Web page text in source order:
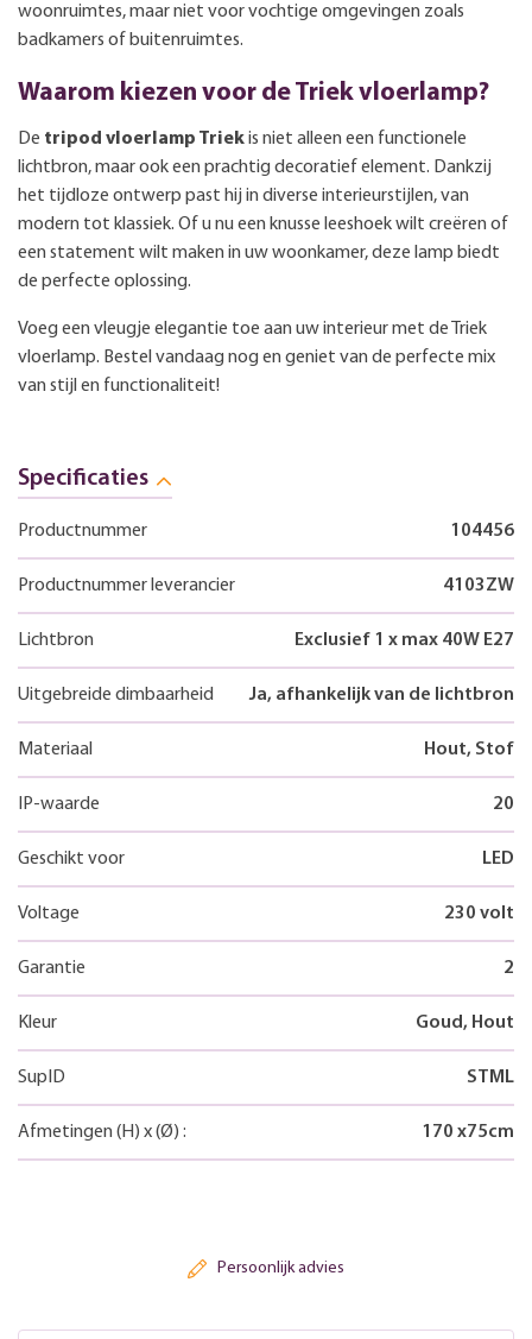
woonruimtes, maar niet voor vochtige omgevingen zoals
badkamers of buitenruimtes.
Waarom kiezen voor de Triek vloerlamp?
De tripod vloerlamp Triekis niet alleen een functionele
lichtbron, maar ook een prachtig decoratief element. Dankzij
het tijdloze ontwerp past hij in diverse interieurstijlen, van
modern tot klassiek. Of u nu een knusse leeshoek wilt creëren of
een statement wilt maken in uw woonkamer, deze lamp biedt
de perfecte oplossing.
Voeg een vleugje elegantie toe aan uw interieur met de Triek
vloerlamp. Bestel vandaag nog en geniet van de perfecte mix
van stijl en functionaliteit!
Specificaties
Productnummer 104456
Productnummer leverancier 4103ZW
Lichtbron Exclusief 1 x max 40W E27
Uitgebreide dimbaarheid Ja, afhankelijk van de lichtbron
Materiaal Hout, Stof
IP-waarde 20
Geschikt voor LED
Voltage 230 volt
Garantie 2
Kleur Goud, Hout
SupID STML
Afmetingen (H) x(Ø) : 170 x75cm
Persoonlijk advies